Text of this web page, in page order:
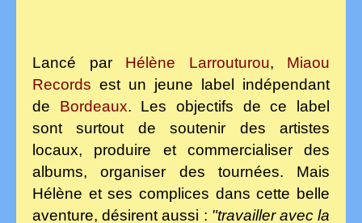
Lancé parHélène Larrouturou, Miaou
Records est un jeune label indépendant
de Bordeaux. Les objectifs de ce label
sont surtout de soutenir des artistes
locaux, produire et commercialiser des
albums, organiser des tournées. Mais
Hélène et ses complices dans cette belle
aventure, désirent aussi : "travailler avec la